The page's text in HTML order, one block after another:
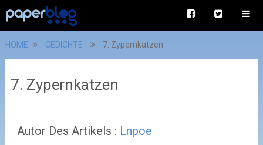
HOME GEDICHTE 7. Zypernkatzen
7. Zypernkatzen
Autor Des Artikels : Lnpoe